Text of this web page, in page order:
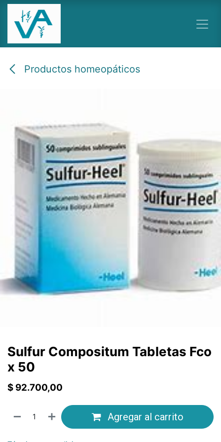
Ir al contenido
Productos homeopáticos
Sulfur Compositum Tabletas Fco
x 50
$ 92.700,00
Agregar al carrito